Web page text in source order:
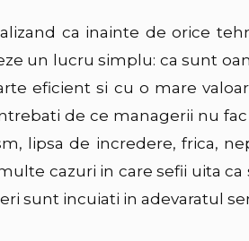
ca inainte de orice
un lucru simplu: ca sunt
eficient si cu o mare
de ce managerii nu
lipsa de incredere, frica,
cazuri in care sefii uita ca
sunt incuiati in adevaratul